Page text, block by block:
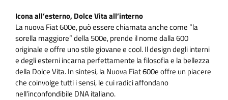
Icona all’esterno, Dolce Vita all’interno
La nuova Fiat 600e, può essere chiamata anche come “la
sorella maggiore” della 500e, prende il nome dalla 600
originale e offre uno stile giovane e cool. Il design degli interni
e degli esterni incarna perfettamente la filosofia e la bellezza
della Dolce Vita. In sintesi, la Nuova Fiat 600e offre un piacere
che coinvolge tutti i sensi, le cui radici affondano
nell’inconfondibile DNA italiano.